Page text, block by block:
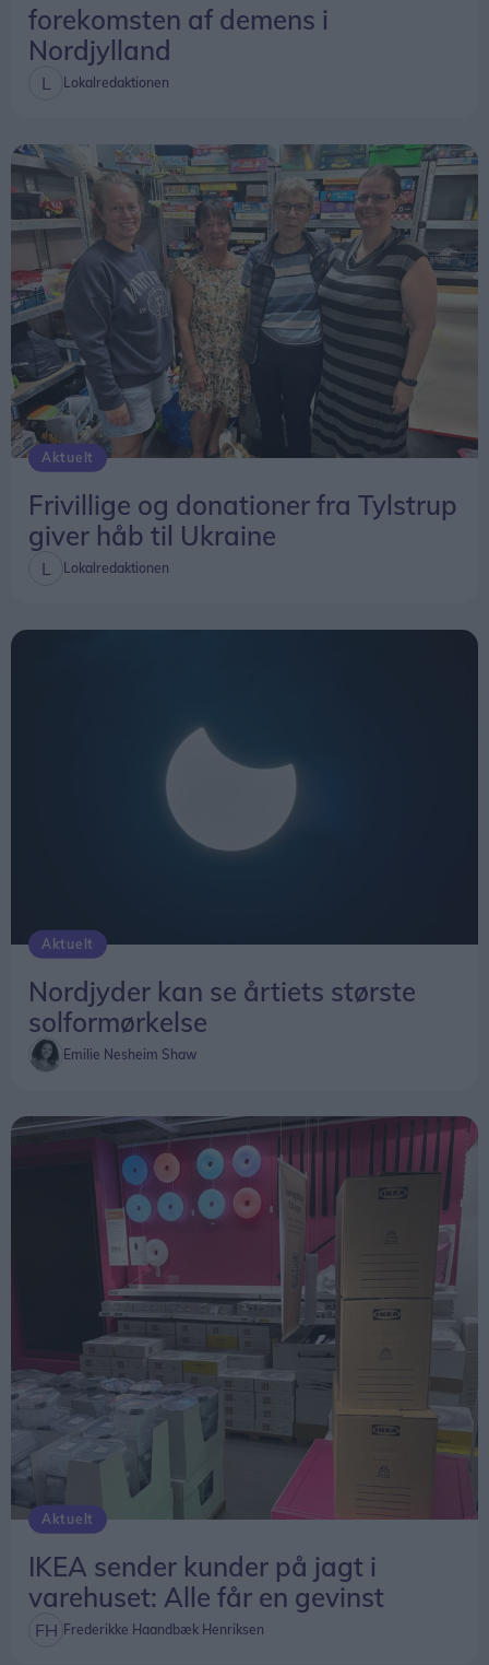
førsteudrykningen skulle afgå senest fem minutter
efter, at alarmen var modtaget.
Det krav er nu afskaffet. Fremover skal
samlede responstid fra alarm til ankomst på
skadestedet.
Beredskabsstyrelsen understreger dog, at
ændringen først trådte i kraft sidst på året, og at
tallene for 2025 derfor ikke kan bruges til at
vurdere, om de nye regler har haft betydning for
afgangstiderne.
forekomsten af demens i
Nordjylland
Lokalredaktionen
Aktuelt
Frivillige og donationer fra Tylstrup
giver håb til Ukraine
Lokalredaktionen
Aktuelt
Nordjyder kan se årtiets største
solformørkelse
Emilie Nesheim Shaw
Aktuelt
IKEA sender kunder på jagt i
varehuset: Alle får en gevinst
Frederikke Haandbæk Henriksen